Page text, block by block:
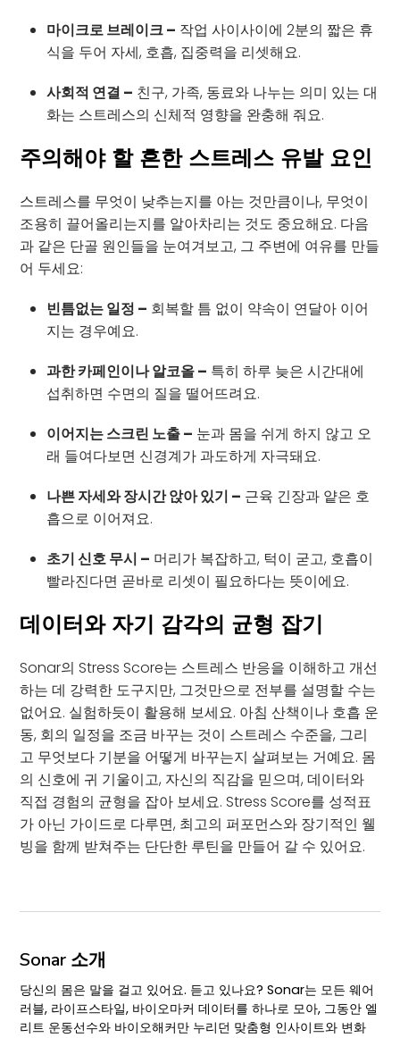
마이크로 브레이크 – 작업 사이사이에 2분의 짧은 휴
식을 두어 자세, 호흡, 집중력을 리셋해요.
사회적 연결 – 친구, 가족, 동료와 나누는 의미 있는 대
화는 스트레스의 신체적 영향을 완충해 줘요.
주의해야 할 흔한 스트레스 유발 요인
스트레스를 무엇이 낮추는지를 아는 것만큼이나, 무엇이
조용히 끌어올리는지를 알아차리는 것도 중요해요. 다음
과 같은 단골 원인들을 눈여겨보고, 그 주변에 여유를 만들
어 두세요:
빈틈없는 일정 – 회복할 틈 없이 약속이 연달아 이어
지는 경우예요.
과한 카페인이나 알코올 – 특히 하루 늦은 시간대에
섭취하면 수면의 질을 떨어뜨려요.
이어지는 스크린 노출 – 눈과 몸을 쉬게 하지 않고 오
래 들여다보면 신경계가 과도하게 자극돼요.
나쁜 자세와 장시간 앉아 있기 – 근육 긴장과 얕은 호
흡으로 이어져요.
초기 신호 무시 – 머리가 복잡하고, 턱이 굳고, 호흡이
빨라진다면 곧바로 리셋이 필요하다는 뜻이에요.
데이터와 자기 감각의 균형 잡기
Sonar의 Stress Score는 스트레스 반응을 이해하고 개선
하는 데 강력한 도구지만, 그것만으로 전부를 설명할 수는
없어요. 실험하듯이 활용해 보세요. 아침 산책이나 호흡 운
동, 회의 일정을 조금 바꾸는 것이 스트레스 수준을, 그리
고 무엇보다 기분을 어떻게 바꾸는지 살펴보는 거예요. 몸
의 신호에 귀 기울이고, 자신의 직감을 믿으며, 데이터와
직접 경험의 균형을 잡아 보세요. Stress Score를 성적표
가 아닌 가이드로 다루면, 최고의 퍼포먼스와 장기적인 웰
빙을 함께 받쳐주는 단단한 루틴을 만들어 갈 수 있어요.
Sonar 소개
당신의 몸은 말을 걸고 있어요. 듣고 있나요? Sonar는 모든 웨어
러블, 라이프스타일, 바이오마커 데이터를 하나로 모아, 그동안 엘
리트 운동선수와 바이오해커만 누리던 맞춤형 인사이트와 변화